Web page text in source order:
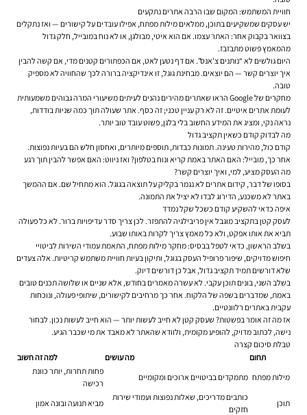
חוויית המשתמש: המקום שבו הרבה אתרים נתקעים
יש עסקים שמשקיעים בתוכן, ממלאים מילות מפתח, אפילו עובדים על קישורים — ואז נתקלים
בצוואר בקבוק אחר: האתר עצמו. אם הוא איטי, מבולגן, או לא נוח במובייל, חלק גדול
מהמאמץ פשוט מתבזבז.
היום גולשים לא “נותנים צ'אנס”. אם דף נטען לאט, אם הכפתורים קטנים מדי, אם קשה להבין
איך יוצרים קשר — הם יוצאים. מבחינת גוגל, זו אינדיקציה ברורה לכך שהחוויה לא מספיק
טובה.
מחקרים של Google הראו שאתרים מהירים נהנים לעיתים משיעורי המרה גבוהים משמעותית
לעומת אתרים איטיים. זה לא רק עניין טכני; זה כסף. אתר שעולה תוך כמה שניות בודדות,
נראה נקי, ומציג את המידע החשוב בלי בלגן, פשוט עובד טוב יותר.
מה לבדוק קודם כשאין תקציב גדול
קודם כול, מהירות טעינה. תמונות כבדות, תוספים מיותרים, ואחסון חלש הם בעיות נפוצות.
אחר כך, מובייל: האם האתר באמת קריא ונוח בטלפון? ואז ניווט: האם אפשר להבין תוך רגע
מה העסק מציע, למי, ואיך יוצרים קשר?
בסופו של דבר, קידום אתרים לא נגמר בקליק על תוצאה בגוגל. הוא מתחיל שם. אם ההמשך
באתר לא משכנע, הדירוג לבדו לא יציל את התמונה.
איפה כדאי להשקיע קודם כשכל שקל נמדד
לעסק קטן בתקציב מוגבל אין פריבילגיה להתפזר. לכן צריך סדר עדיפויות ברור. לא כל פעולה
תביא את אותו אפקט, ולא כל מאמץ צריך לקרות באותו שבוע.
בשלב הראשון, כדאי לטפל בבסיס: מחקר מילות מפתח, התאמת עמודי השירות לביטויי
חיפוש מדויקים, שיפור פרופיל העסק בגוגל, ותיקון בעיות חוויית משתמש קריטיות. אלה צעדים
שלא דורשים תמיד תקציב גדול, אבל כן דורשים דיוק.
בשלב השני, בונים תוכן עקבי. לא עשרה מאמרים בחודש, אלא שניים או שלושה תכנים טובים
באמת, שמדברים בשפה של הלקוח. אחר כך מרחיבים לקישורים, שיתופי פעולה, ונוכחות
עקבית באתרים רלוונטיים.
אז מה זה אומר בפשטות? שעסק קטן לא חייב לעשות יותר — הוא חייב לעשות נכון. לבחור
נישה, לכתוב מדויק, להופיע מקומית, ולוודא שהאתר לא מאבד את מי שכבר הגיע.
טבלת סיכום קצרה
תחום
מה עושים
למה זה חשוב
מילות מפתח מתמקדים בביטויים ארוכים ומקומיים
פחות תחרות, יותר כוונת
רכישה
תוכן
כותבים מדריכים, שאלות נפוצות ועמודי שירות
חזקים
מביא תנועה ובונה אמון